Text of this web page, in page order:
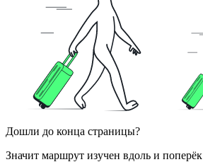
Дошли до конца страницы?
Значит маршрут изучен вдоль и поперёк